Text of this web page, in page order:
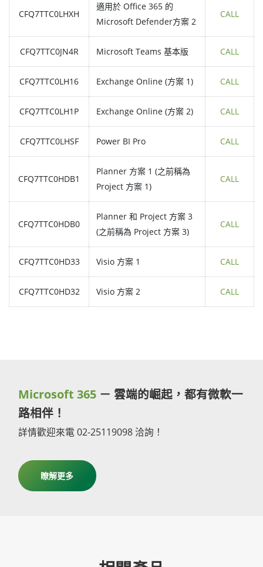
CFQ7TTC0LHXH
適用於 Office 365 的
Microsoft Defender方案 2
CALL
CFQ7TTC0JN4R Microsoft Teams 基本版 CALL
CFQ7TTC0LH16 Exchange Online (方案 1) CALL
CFQ7TTC0LH1P Exchange Online (方案 2) CALL
CFQ7TTC0LHSF Power BI Pro CALL
CFQ7TTC0HDB1
Planner 方案 1 (之前稱為
Project 方案 1)
CALL
CFQ7TTC0HDB0
Planner 和 Project 方案 3
(之前稱為 Project 方案 3)
CALL
CFQ7TTC0HD33 Visio 方案 1 CALL
CFQ7TTC0HD32 Visio 方案 2 CALL
Microsoft 365 － 雲端的崛起，都有微軟一
路相伴！
詳情歡迎來電 02-25119098 洽詢！
瞭解更多